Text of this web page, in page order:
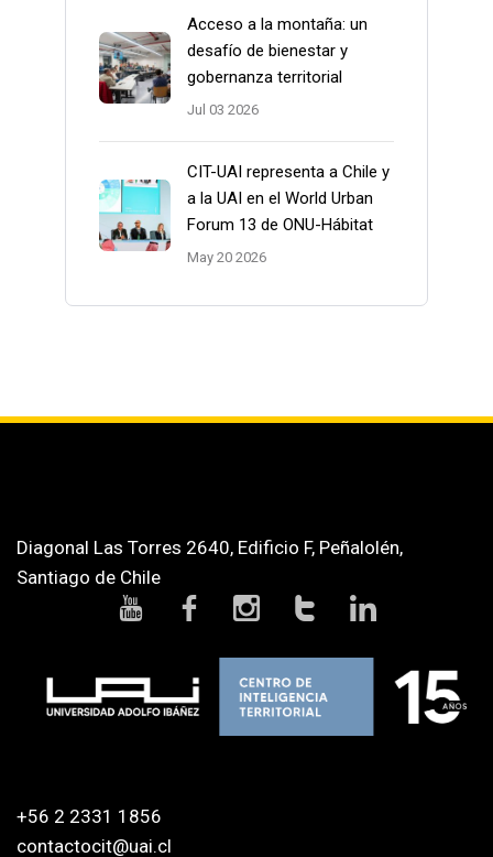
Acceso a la montaña: un
desafío de bienestar y
gobernanza territorial
Jul 03 2026
CIT-UAI representa a Chile y
a la UAI en el World Urban
Forum 13 de ONU-Hábitat
May 20 2026
Diagonal Las Torres 2640, Edificio F, Peñalolén,
Santiago de Chile
+56 2 2331 1856
contactocit@uai.cl